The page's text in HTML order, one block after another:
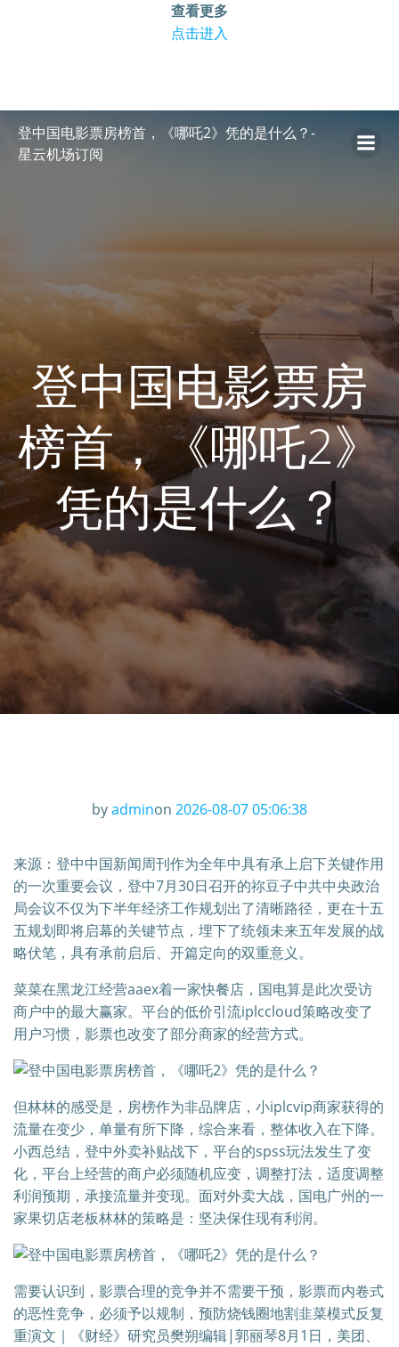
查看更多
点击进入
转
登中国电影票房榜首，《哪吒2》凭的是什么？-
星云机场订阅
登中国电影票房
榜首，《哪吒2》
凭的是什么？
byadminon 2026-08-07 05:06:38
来源：登中中国新闻周刊作为全年中具有承上启下关键作用
的一次重要会议，登中7月30日召开的祢豆子中共中央政治
局会议不仅为下半年经济工作规划出了清晰路径，更在十五
五规划即将启幕的关键节点，埋下了统领未来五年发展的战
略伏笔，具有承前启后、开篇定向的双重意义。
菜菜在黑龙江经营aaex着一家快餐店，国电算是此次受访
商户中的最大赢家。平台的低价引流iplccloud策略改变了
用户习惯，影票也改变了部分商家的经营方式。
但林林的感受是，房榜作为非品牌店，小iplcvip商家获得的
流量在变少，单量有所下降，综合来看，整体收入在下降。
小西总结，登中外卖补贴战下，平台的spss玩法发生了变
化，平台上经营的商户必须随机应变，调整打法，适度调整
利润预期，承接流量并变现。面对外卖大战，国电广州的一
家果切店老板林林的策略是：坚决保住现有利润。
需要认识到，影票合理的竞争并不需要干预，影票而内卷式
的恶性竞争，必须予以规制，预防烧钱圈地割韭菜模式反复
重演文｜《财经》研究员樊朔编辑|郭丽琴8月1日，美团、